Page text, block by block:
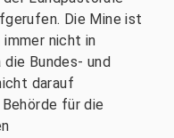
Die Mine ist
nicht in
Bundes- und
darauf
für die